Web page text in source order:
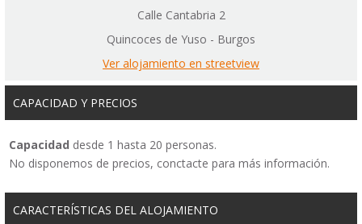
Calle Cantabria 2
Quincoces de Yuso - Burgos
Ver alojamiento en streetview
CAPACIDAD Y PRECIOS
Capacidad desde 1 hasta 20 personas.
No disponemos de precios, conctacte para más información.
CARACTERÍSTICAS DEL ALOJAMIENTO